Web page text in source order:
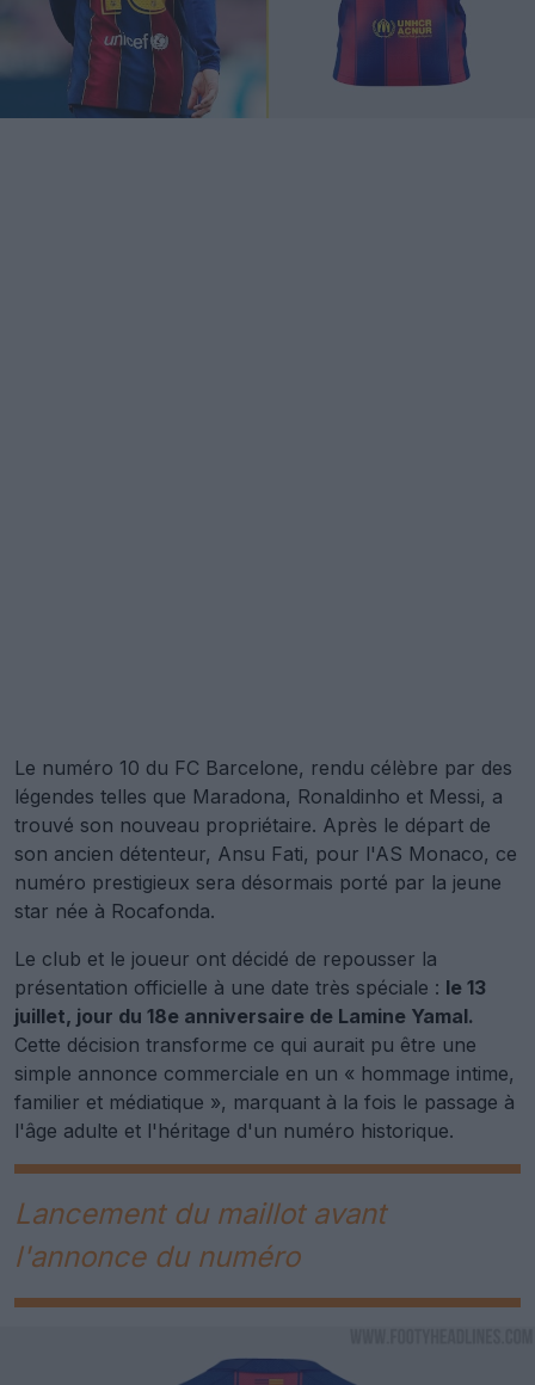
Le numéro 10 du FC Barcelone, rendu célèbre par des
légendes telles que Maradona, Ronaldinho et Messi, a
trouvé son nouveau propriétaire. Après le départ de
son ancien détenteur, Ansu Fati, pour l'AS Monaco, ce
numéro prestigieux sera désormais porté par la jeune
star née à Rocafonda.
Le club et le joueur ont décidé de repousser la
présentation officielle à une date très spéciale : le 13
juillet, jour du 18e anniversaire de Lamine Yamal.
Cette décision transforme ce qui aurait pu être une
simple annonce commerciale en un « hommage intime,
familier et médiatique », marquant à la fois le passage à
l'âge adulte et l'héritage d'un numéro historique.
Lancement du maillot avant
l'annonce du numéro